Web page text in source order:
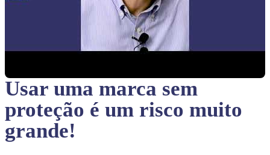
Usar uma marca sem
proteção é um risco muito
grande!